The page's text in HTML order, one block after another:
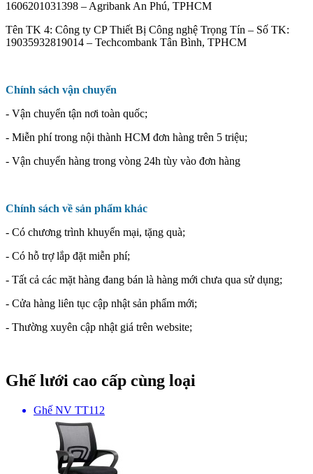
1606201031398 – Agribank An Phú, TPHCM
Tên TK 4: Công ty CP Thiết Bị Công nghệ Trọng Tín – Số TK:
19035932819014 – Techcombank Tân Bình, TPHCM
Chính sách vận chuyển
- Vận chuyển tận nơi toàn quốc;
- Miễn phí trong nội thành HCM đơn hàng trên 5 triệu;
- Vận chuyển hàng trong vòng 24h tùy vào đơn hàng
Chính sách về sản phẩm khác
- Có chương trình khuyến mại, tặng quà;
- Có hỗ trợ lắp đặt miễn phí;
- Tất cả các mặt hàng đang bán là hàng mới chưa qua sử dụng;
- Cửa hàng liên tục cập nhật sản phẩm mới;
- Thường xuyên cập nhật giá trên website;
Ghế lưới cao cấp cùng loại
Ghế NV TT112